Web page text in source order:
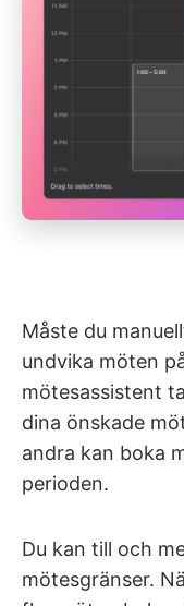
Måste du
undvika möten
mötesassistent
dina önskade
andra kan boka
perioden.
Du kan till och
mötesgränser.